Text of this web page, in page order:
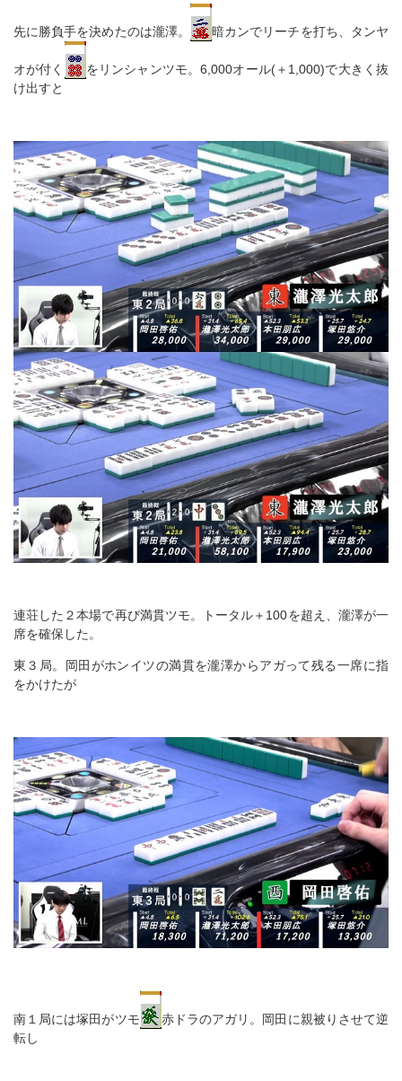
先に勝負手を決めたのは瀧澤。 暗カンでリーチを打ち、タンヤ
オが付く
をリンシャンツモ。6,000オール(＋1,000)で大きく抜
け出すと
連荘した２本場で再び満貫ツモ。トータル＋100を超え、瀧澤が一
席を確保した。
東３局。岡田がホンイツの満貫を瀧澤からアガって残る一席に指
をかけたが
南１局には塚田がツモ
赤ドラのアガリ。岡田に親被りさせて逆
転し